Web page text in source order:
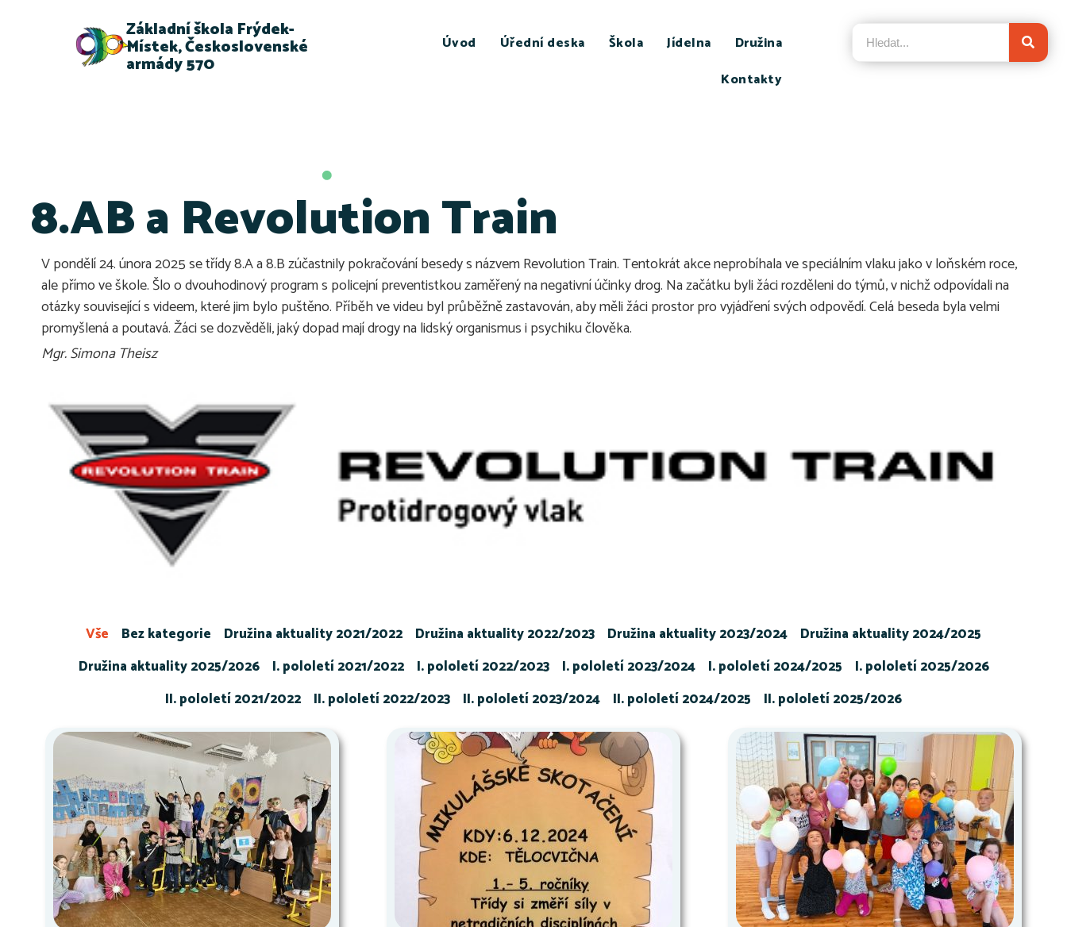
Základní škola Frýdek-
Místek, Československé
armády 570
Úvod Úřední deska Škola Jídelna
Družina
Kontakty
8.AB a Revolution Train
V pondělí 24. února 2025 se třídy 8.A a 8.B zúčastnily pokračování besedy s názvem Revolution Train. Tentokrát akce neprobíhala ve speciálním vlaku jako v loňském roce,
ale přímo ve škole. Šlo o dvouhodinový program s policejní preventistkou zaměřený na negativní účinky drog. Na začátku byli žáci rozděleni do týmů, v nichž odpovídali na
otázky související s videem, které jim bylo puštěno. Příběh ve videu byl průběžně zastavován, aby měli žáci prostor pro vyjádření svých odpovědí. Celá beseda byla velmi
promyšlená a poutavá. Žáci se dozvěděli, jaký dopad mají drogy na lidský organismus i psychiku člověka.
Mgr. Simona Theisz
Bez kategorie Družina aktuality 2021/2022 Družina aktuality 2022/2023 Družina aktuality 2023/2024
Družina aktuality 2024/2025
Družina aktuality 2025/2026
I. pololetí 2021/2022 I. pololetí 2022/2023 I. pololetí 2023/2024 I. pololetí 2024/2025
I. pololetí 2025/2026
II. pololetí 2021/2022
II. pololetí 2022/2023 II. pololetí 2023/2024 II. pololetí 2024/2025 II. pololetí 2025/2026
Vše